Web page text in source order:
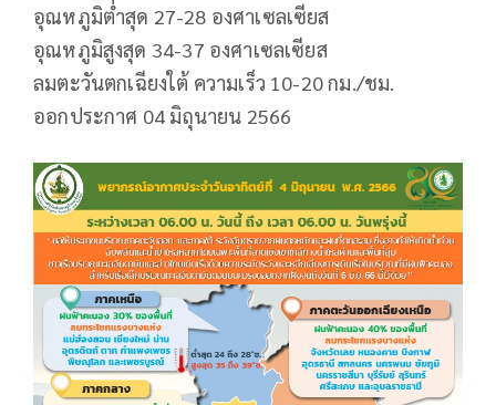
อุณหภูมิต่ำสุด 27-28 องศาเซลเซียส
อุณหภูมิสูงสุด 34-37 องศาเซลเซียส
ลมตะวันตกเฉียงใต้ ความเร็ว 10-20 กม./ชม.
ออกประกาศ 04 มิถุนายน 2566